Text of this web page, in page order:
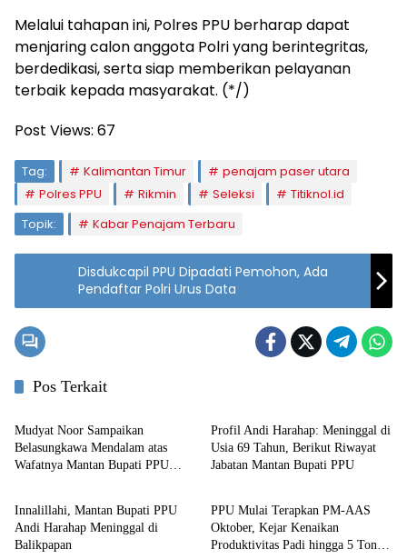
‎Melalui tahapan ini, Polres PPU berharap dapat
menjaring calon anggota Polri yang berintegritas,
berdedikasi, serta siap memberikan pelayanan
terbaik kepada masyarakat. (*/)
Post Views: 67
Tag: Kalimantan Timur
penajam paser utara
Polres PPU
Rikmin Seleksi
Titiknol.id
Topik:
Kabar Penajam Terbaru
Disdukcapil PPU Dipadati Pemohon, Ada
Pendaftar Polri Urus Data
Pos Terkait
Penajam
Mudyat Noor Sampaikan
Belasungkawa Mendalam atas
Wafatnya Mantan Bupati PPU
Profil Andi Harahap: Meninggal di
Usia 69 Tahun, Berikut Riwayat
Jabatan Mantan Bupati PPU
Penajam
Innalillahi, Mantan Bupati PPU
Andi Harahap Meninggal di
Balikpapan
Penajam
PPU Mulai Terapkan PM-AAS
Oktober, Kejar Kenaikan
Produktivitas Padi hingga 5 Ton
Penajam Penajam